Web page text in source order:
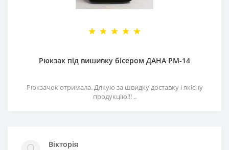
Рюкзак під вишивку бісером ДАНА РМ-14
Рюкзачок отримала. Дякую за швидку доставку і якісну
продукцію!!! ..
Вікторія